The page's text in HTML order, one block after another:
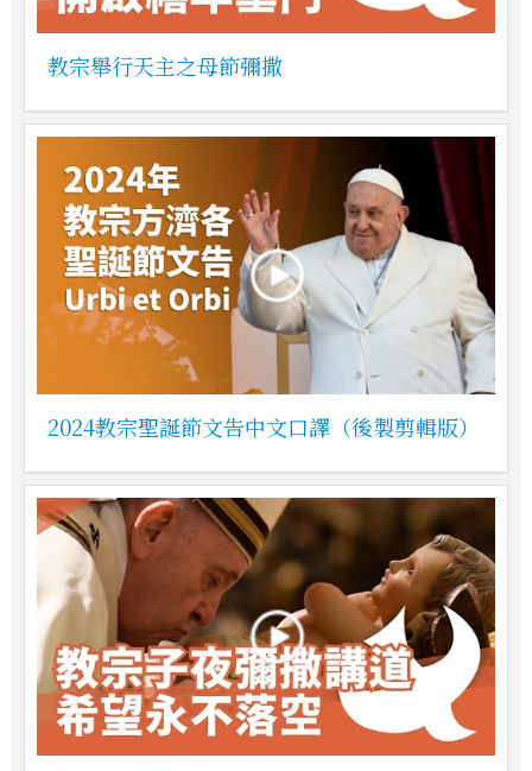
教宗舉行天主之母節彌撒
2024教宗聖誕節文告中文口譯（後製剪輯版）